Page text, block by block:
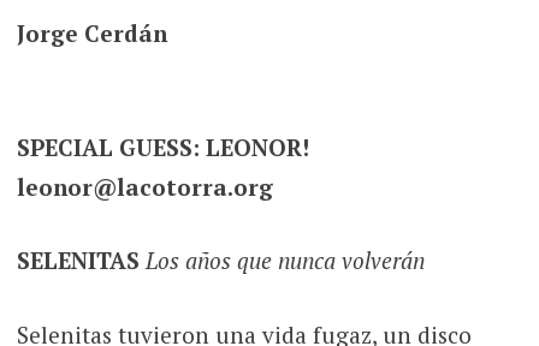
Jorge Cerdán
SPECIAL GUESS: LEONOR!
leonor@lacotorra.org
SELENITAS Los años que nunca volverán
Selenitas tuvieron una vida fugaz, un disco